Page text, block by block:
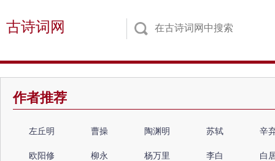
古诗词网
作者推荐
左丘明 曹操 陶渊明 苏轼 辛
欧阳修 柳永 杨万里 李白 白